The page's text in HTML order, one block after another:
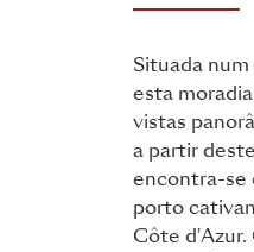
Situada
esta
vistas
a partir
encontra-se
porto
Côte d'Azur.